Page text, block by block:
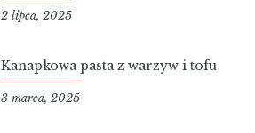
2 lipca, 2025
Kanapkowa pasta z warzyw i tofu
3 marca, 2025